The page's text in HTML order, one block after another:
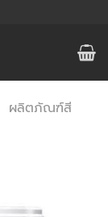
ผลิตภัณฑ์สี